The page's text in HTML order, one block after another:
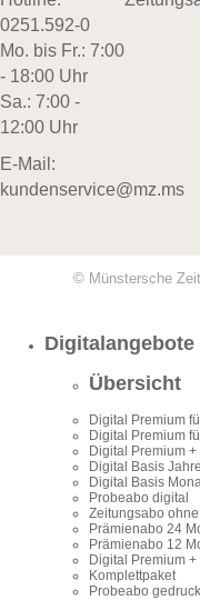
0251.592-0
Mo. bis Fr.: 7:00
- 18:00 Uhr
Sa.: 7:00 -
12:00 Uhr
E-Mail:
kundenservice@mz.ms
© Münstersche
Digitalangebote
Übersicht
Digital Premium
Digital Premium
Digital Premium
Digital Basis
Digital Basis
Probeabo digital
Zeitungsabo
Prämienabo 24
Prämienabo 12
Digital Premium
Komplettpaket
Probeabo